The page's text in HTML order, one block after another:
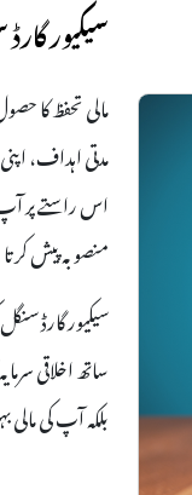
سیکیور
مالی تحفظ کا
مدتی اہداف،
اس راستے پر
منصوبہ پیش
سیکیور گارڈ
ساتھ اخلاقی
بلکہ آپ کی